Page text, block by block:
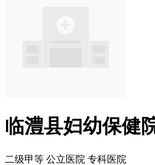
临澧县妇幼保健
二级甲等 公立医院 专科医院